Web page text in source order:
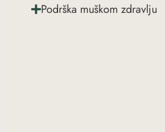
Podrška muškom zdravlju